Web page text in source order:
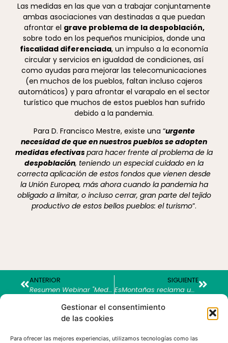
Gestionar el consentimiento
de las cookies
Para ofrecer las mejores experiencias, utilizamos tecnologías como las
Las medidas en las que van a trabajar conjuntamente
ambas asociaciones van destinadas a que puedan
afrontar el grave problema de la despoblación,
sobre todo en los pequeños municipios, donde una
fiscalidad diferenciada, un impulso a la economía
circular y servicios en igualdad de condiciones, así
como ayudas para mejorar las telecomunicaciones
(en muchos de los pueblos, faltan incluso cajeros
automáticos) y para afrontar el varapalo en el sector
turístico que muchos de estos pueblos han sufrido
debido a la pandemia.
Para D. Francisco Mestre, existe una “urgente
necesidad de que en nuestros pueblos se adopten
medidas efectivaspara hacer frente al problema de la
despoblación, teniendo un especial cuidado en la
correcta aplicación de estos fondos que vienen desde
la Unión Europea, más ahora cuando la pandemia ha
obligado a limitar, o incluso cerrar, gran parte del tejido
productivo de estos bellos pueblos: el turismo”.
ANTERIOR
Resumen Webinar "Medidas para garantizar el derecho a vivir en tu entorno rural"
SIGUIENTE
EsMontañas reclama un amplio consenso para cualquier modificación del estatus del lobo en España
MÁS NOTICIAS...